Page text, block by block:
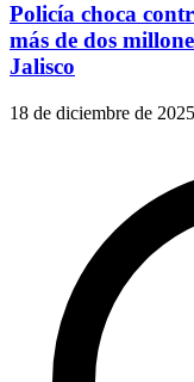
Policía choca
más de dos
Jalisco
18 de diciembre de 2025